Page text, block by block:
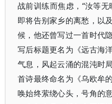
战前训练而焦虑，“汝等
即将告别家乡的离愁，以
候，他还曾写过一首时代
写后标题更名为《远古海
气息，风起云涌的混沌时
首诗最终命名为《乌欧牟
唤始终萦绕心头，号角的